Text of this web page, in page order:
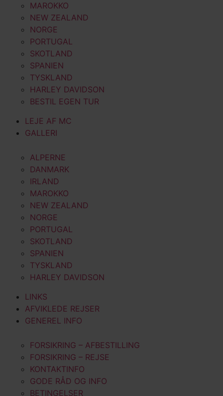
MAROKKO
NEW ZEALAND
NORGE
PORTUGAL
SKOTLAND
SPANIEN
TYSKLAND
HARLEY DAVIDSON
BESTIL EGEN TUR
LEJE AF MC
GALLERI
ALPERNE
DANMARK
IRLAND
MAROKKO
NEW ZEALAND
NORGE
PORTUGAL
SKOTLAND
SPANIEN
TYSKLAND
HARLEY DAVIDSON
LINKS
AFVIKLEDE REJSER
GENEREL INFO
FORSIKRING – AFBESTILLING
FORSIKRING – REJSE
KONTAKTINFO
GODE RÅD OG INFO
BETINGELSER